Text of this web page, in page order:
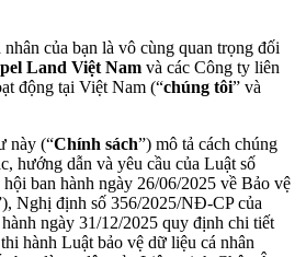
của bạn là vô cùng quan trọng đối
Land Việt Nam và các Công ty liên
động tại Việt Nam (“chúng tôi” và
này (“Chính sách”) mô tả cách chúng
hướng dẫn và yêu cầu của Luật số
ban hành ngày 26/06/2025 về Bảo vệ
Nghị định số 356/2025/NĐ-CP của
ngày 31/12/2025 quy định chi tiết
hành Luật bảo vệ dữ liệu cá nhân